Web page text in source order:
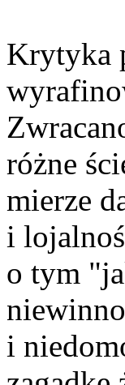
Krytyka
różne
mierze
i
o tym
i